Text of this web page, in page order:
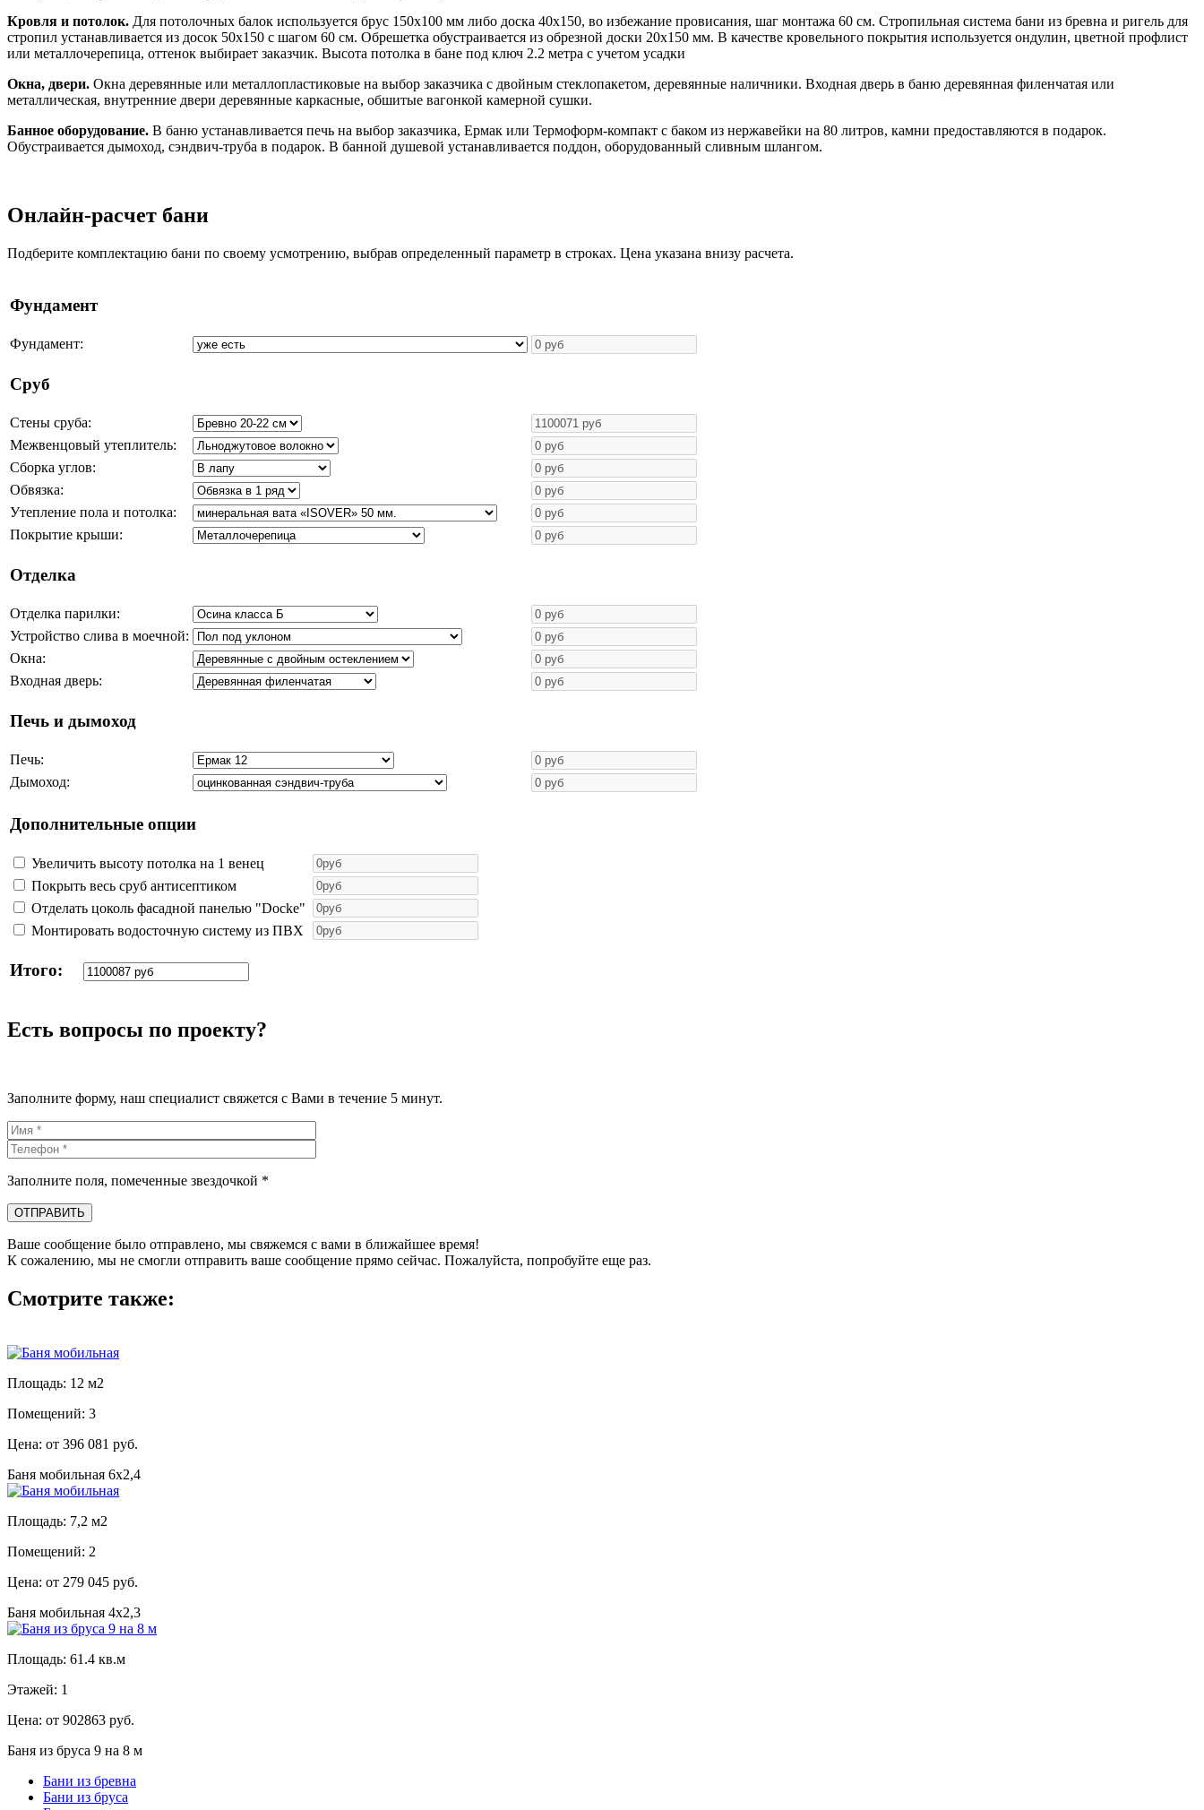
Кровля и потолок. Для потолочных балок используется брус 150х100 мм либо доска 40х150, во избежание провисания, шаг монтажа 60 см. Стропильная система бани из бревна и ригель для
стропил устанавливается из досок 50х150 с шагом 60 см. Обрешетка обустраивается из обрезной доски 20х150 мм. В качестве кровельного покрытия используется ондулин, цветной профлист
или металлочерепица, оттенок выбирает заказчик. Высота потолка в бане под ключ 2.2 метра с учетом усадки
Окна, двери. Окна деревянные или металлопластиковые на выбор заказчика с двойным стеклопакетом, деревянные наличники. Входная дверь в баню деревянная филенчатая или
металлическая, внутренние двери деревянные каркасные, обшитые вагонкой камерной сушки.
Банное оборудование. В баню устанавливается печь на выбор заказчика, Ермак или Термоформ-компакт с баком из нержавейки на 80 литров, камни предоставляются в подарок.
Обустраивается дымоход, сэндвич-труба в подарок. В банной душевой устанавливается поддон, оборудованный сливным шлангом.
Онлайн-расчет бани
Подберите комплектацию бани по своему усмотрению, выбрав определенный параметр в строках. Цена указана внизу расчета.
Фундамент
Фундамент:
Сруб
Стены сруба:
Межвенцовый утеплитель:
Сборка углов:
Обвязка:
Утепление пола и потолка:
Покрытие крыши:
Отделка
Отделка парилки:
Устройство слива в моечной:
Окна:
Входная дверь:
Печь и дымоход
Печь:
Дымоход:
Дополнительные опции
Увеличить высоту потолка на 1 венец
Покрыть весь сруб антисептиком
Отделать цоколь фасадной панелью "Docke"
Монтировать водосточную систему из ПВХ
Итого:
Есть вопросы по проекту?
Заполните форму, наш специалист свяжется с Вами в течение 5 минут.
Заполните поля, помеченные звездочкой *
Ваше сообщение было отправлено, мы свяжемся с вами в ближайшее время!
К сожалению, мы не смогли отправить ваше сообщение прямо сейчас. Пожалуйста, попробуйте еще раз.
Смотрите также:
Площадь: 12 м2
Помещений: 3
Цена: от 396 081 руб.
Баня мобильная 6х2,4
Площадь: 7,2 м2
Помещений: 2
Цена: от 279 045 руб.
Баня мобильная 4х2,3
Площадь: 61.4 кв.м
Этажей: 1
Цена: от 902863 руб.
Баня из бруса 9 на 8 м
Бани из бревна
Бани из бруса